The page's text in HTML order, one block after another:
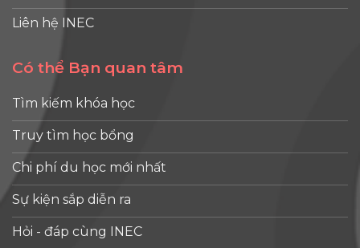
Liên hệ INEC
Có thể Bạn quan tâm
Tìm kiếm khóa học
Truy tìm học bổng
Chi phí du học mới nhất
Sự kiện sắp diễn ra
Hỏi - đáp cùng INEC